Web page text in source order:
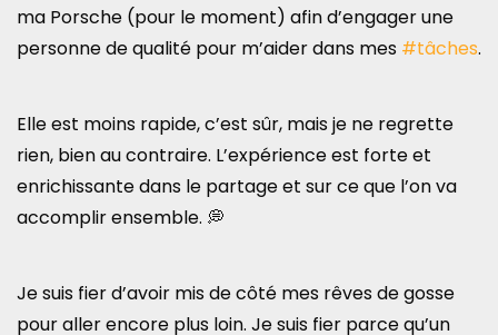
ma Porsche (pour le moment) afin d’engager une
personne de qualité pour m’aider dans mes #tâches.
Elle est moins rapide, c’est sûr, mais je ne regrette
rien, bien au contraire. L’expérience est forte et
enrichissante dans le partage et sur ce que l’on va
accomplir ensemble. 💭
Je suis fier d’avoir mis de côté mes rêves de gosse
pour aller encore plus loin. Je suis fier parce qu’un